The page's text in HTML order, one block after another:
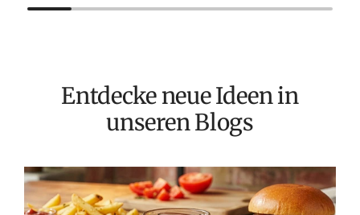
Entdecke neue Ideen in
unseren Blogs